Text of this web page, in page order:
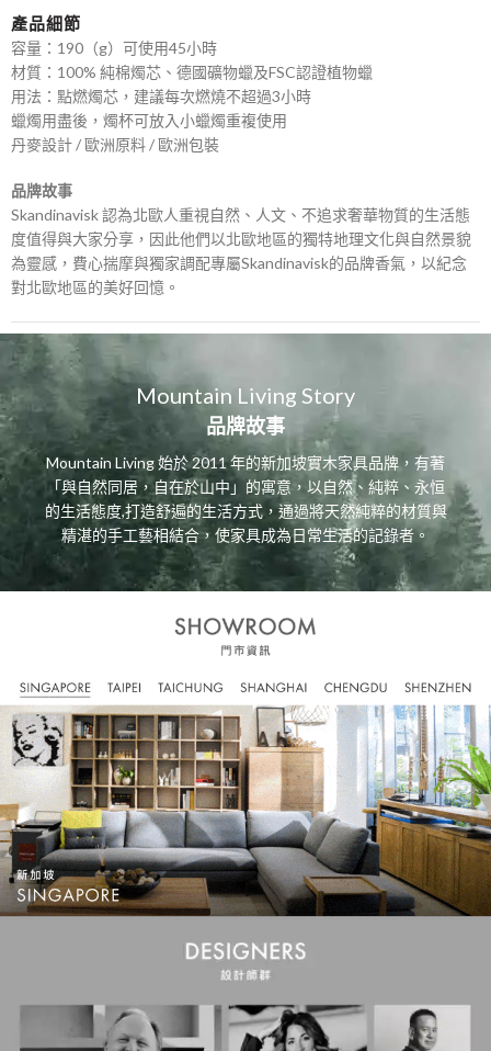
產品細節
容量：190（g）可使用45小時
材質：100% 純棉燭芯、德國礦物蠟及FSC認證植物蠟
用法：點燃燭芯，建議每次燃燒不超過3小時
蠟燭用盡後，燭杯可放入小蠟燭重複使用
丹麥設計 / 歐洲原料 / 歐洲包裝
品牌故事
Skandinavisk 認為北歐人重視自然、人文、不追求奢華物質的生活態
度值得與大家分享，因此他們以北歐地區的獨特地理文化與自然景貌
為靈感，費心揣摩與獨家調配專屬Skandinavisk的品牌香氣，以紀念
對北歐地區的美好回憶。
Mountain Living Story
品牌故事
Mountain Living 始於 2011 年的新加坡實木家具品牌，有著
「與自然同居，自在於山中」的寓意，以自然、純粹、永恒
的生活態度,打造舒遍的生活方式，通過將天然純粹的材質與
精湛的手工藝相結合，使家具成為日常生活的記錄者。